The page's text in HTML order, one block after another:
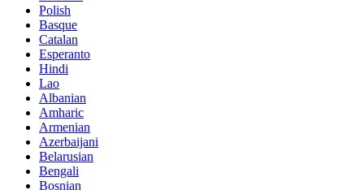
Polish
Basque
Catalan
Esperanto
Hindi
Lao
Albanian
Amharic
Armenian
Azerbaijani
Belarusian
Bengali
Bosnian